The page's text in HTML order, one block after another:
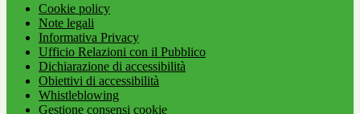
Cookie policy
Note legali
Informativa Privacy
Ufficio Relazioni con il Pubblico
Dichiarazione di accessibilità
Obiettivi di accessibilità
Whistleblowing
Gestione consensi cookie